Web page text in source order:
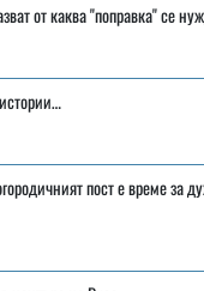
от каква "поправка" се
пост е време за